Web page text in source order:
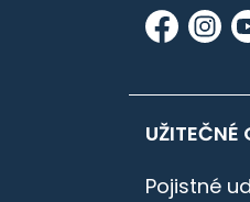
UŽITEČNÉ
Pojistné